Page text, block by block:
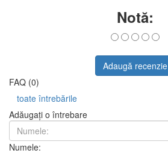
Notă:
Adaugă recenzie
FAQ (0)
toate întrebările
Adăugați o întrebare
Numele: